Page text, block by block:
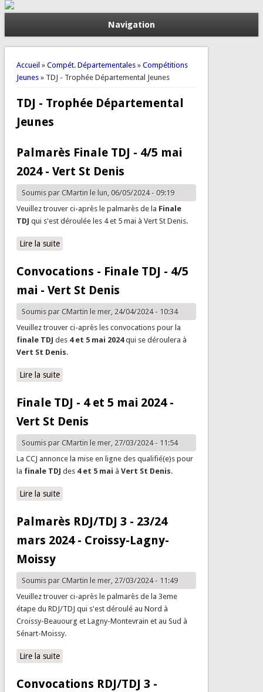
Navigation
Vous êtes ici
Accueil » Compét. Départementales» Compétitions
Jeunes» TDJ - Trophée Départemental Jeunes
TDJ - Trophée Départemental
Jeunes
Palmarès Finale TDJ - 4/5 mai
2024 - Vert St Denis
Soumis par CMartinle lun, 06/05/2024 - 09:19
Veuillez trouver ci-après le palmarès de la Finale
TDJ qui s'est déroulée les 4 et 5 mai à Vert St Denis.
Lire la suitede Palmarès Finale TDJ - 4/5 mai 2024 - Vert St Denis
Convocations - Finale TDJ - 4/5
mai - Vert St Denis
Soumis par CMartinle mer, 24/04/2024 - 10:34
Veuillez trouver ci-après les convocations pour la
finale TDJ des 4 et 5 mai 2024qui se déroulera à
Vert St Denis.
Lire la suitede Convocations - Finale TDJ - 4/5 mai - Vert St Denis
Finale TDJ - 4 et 5 mai 2024 -
Vert St Denis
Soumis par CMartinle mer, 27/03/2024 - 11:54
La CCJ annonce la mise en ligne des qualifié(e)s pour
la finale TDJ des 4 et 5 mai à Vert St Denis.
Lire la suitede Finale TDJ - 4 et 5 mai 2024 - Vert St Denis
Palmarès RDJ/TDJ 3 - 23/24
mars 2024 - Croissy-Lagny-
Moissy
Soumis par CMartinle mer, 27/03/2024 - 11:49
Veuillez trouver ci-après le palmarès de la 3eme
étape du RDJ/TDJ qui s'est déroulé au Nord à
Croissy-Beauourg et Lagny-Montevrain et au Sud à
Sénart-Moissy.
Lire la suitede Palmarès RDJ/TDJ 3 - 23/24 mars 2024 - Croissy-
Convocations RDJ/TDJ 3 -